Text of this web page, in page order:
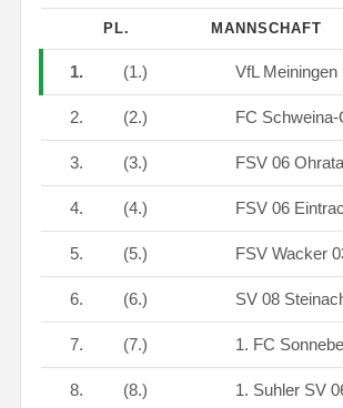
PL. MANNSCHAFT
1. (1.) VfL Meiningen
2. (2.) FC
3. (3.) FSV 06
4. (4.) FSV 06
5. (5.) FSV Wacker
6. (6.) SV 08
7. (7.) 1. FC
8. (8.) 1. Suhler SV